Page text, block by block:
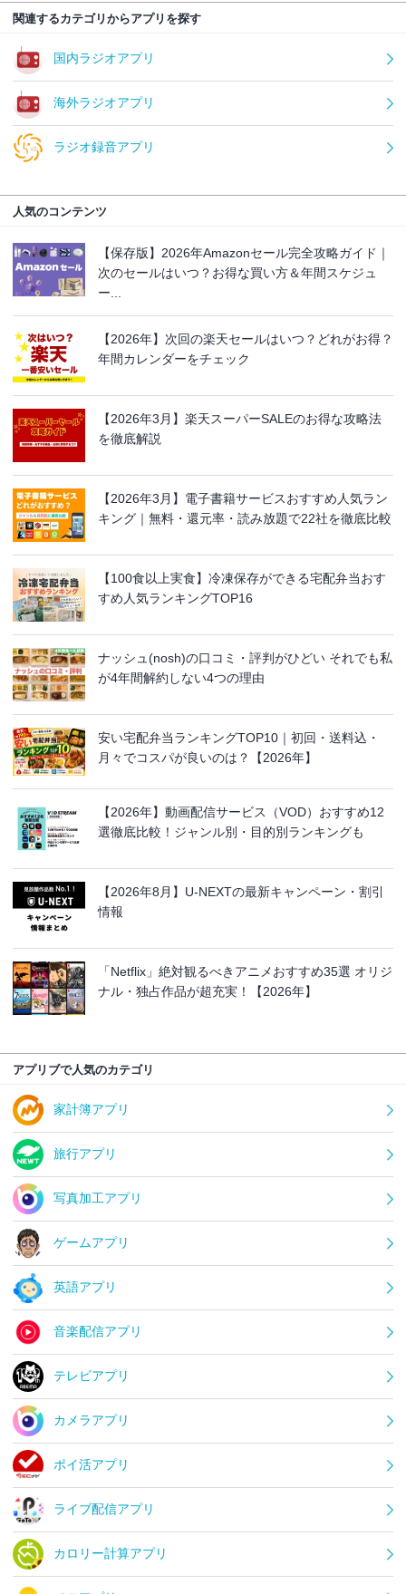
関連するカテゴリからアプリを探す
国内ラジオアプリ
海外ラジオアプリ
ラジオ録音アプリ
人気のコンテンツ
【保存版】2026年Amazonセール完全攻略ガイド｜
次のセールはいつ？お得な買い方＆年間スケジュ
ー...
【2026年】次回の楽天セールはいつ？どれがお得？
年間カレンダーをチェック
【2026年3月】楽天スーパーSALEのお得な攻略法
を徹底解説
【2026年3月】電子書籍サービスおすすめ人気ラン
キング｜無料・還元率・読み放題で22社を徹底比較
【100食以上実食】冷凍保存ができる宅配弁当おす
すめ人気ランキングTOP16
ナッシュ(nosh)の口コミ・評判がひどい それでも私
が4年間解約しない4つの理由
安い宅配弁当ランキングTOP10｜初回・送料込・
月々でコスパが良いのは？【2026年】
【2026年】動画配信サービス（VOD）おすすめ12
選徹底比較！ジャンル別・目的別ランキングも
【2026年8月】U-NEXTの最新キャンペーン・割引
情報
「Netflix」絶対観るべきアニメおすすめ35選 オリジ
ナル・独占作品が超充実！【2026年】
アプリブで人気のカテゴリ
家計簿アプリ
旅行アプリ
写真加工アプリ
ゲームアプリ
英語アプリ
音楽配信アプリ
テレビアプリ
カメラアプリ
ポイ活アプリ
ライブ配信アプリ
カロリー計算アプリ